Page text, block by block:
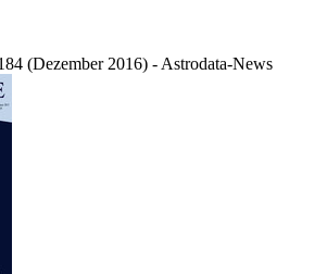
(Dezember 2016) - Astrodata-News